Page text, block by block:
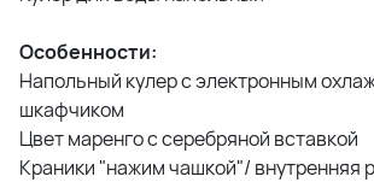
Особенности:
Напольный кулер с электронным
шкафчиком
Цвет маренго с серебряной вставкой
Краники "нажим чашкой"/ внутренняя